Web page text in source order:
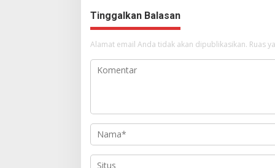
Tinggalkan Balasan
Alamat email Anda tidak akan dipublikasikan. Ruas